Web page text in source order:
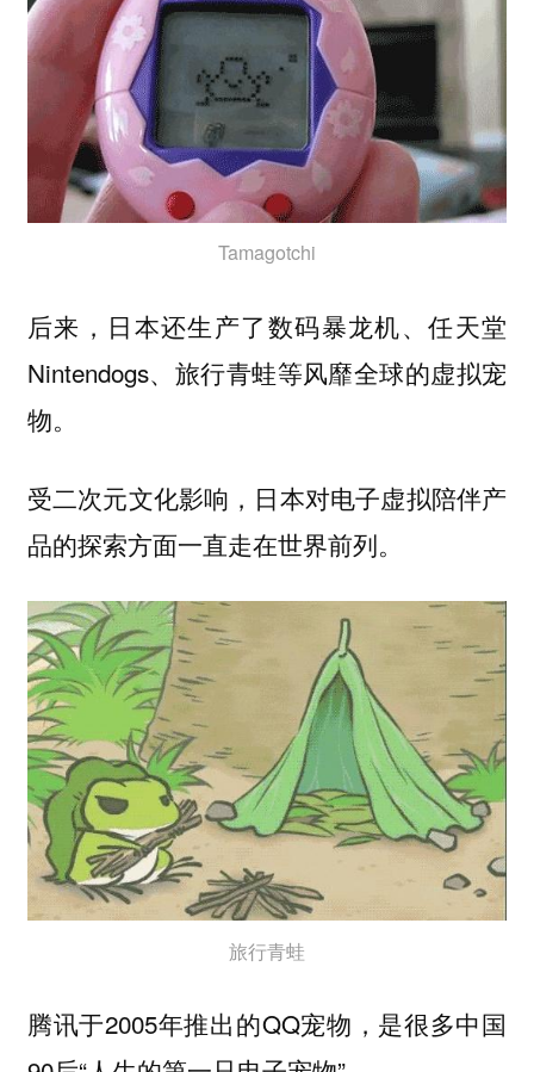
Tamagotchi
后来，日本还生产了数码暴龙机、任天堂
Nintendogs、旅行青蛙等风靡全球的虚拟宠
物。
受二次元文化影响，日本对电子虚拟陪伴产
品的探索方面一直走在世界前列。
旅行青蛙
腾讯于2005年推出的QQ宠物，是很多中国